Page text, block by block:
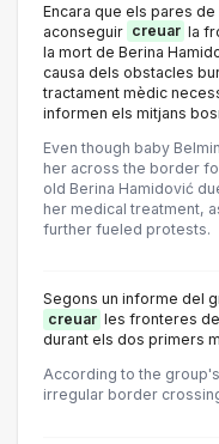
Encara que els pares
aconseguir creuar la
la mort de Berina
causa dels obstacles
tractament mèdic
informen els mitjans
Even though baby
her across the border
old Berina Hamidović
her medical treatment,
further fueled protests.
Segons un informe del
creuar les fronteres
durant els dos primers
According to the
irregular border